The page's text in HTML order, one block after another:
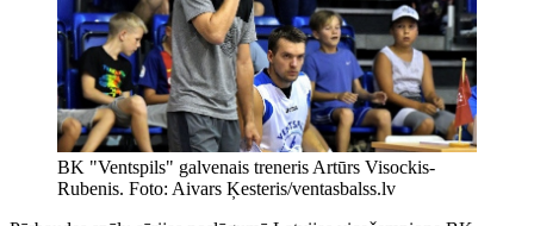
BK "Ventspils" galvenais treneris Artūrs Visockis-
Rubenis. Foto: Aivars Ķesteris/ventasbalss.lv